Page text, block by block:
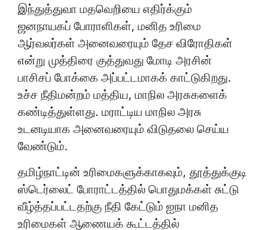
இந்துத்துவா மதவெறியை எதிர்க்கும்
ஜனநாயகப் போராளிகள், மனித உரிமை
ஆர்வலர்கள் அனைவரையும் தேச விரோதிகள்
என்று முத்திரை குத்துவது மோடி அரசின்
பாசிசப் போக்கை அப்பட்டமாகக் காட்டுகிறது.
உச்ச நீதிமன்றம் மத்திய, மாநில அரசுகளைக்
கண்டித்துள்ளது. மராட்டிய மாநில அரசு
உடனடியாக அனைவரையும் விடுதலை செய்ய
வேண்டும்.
தமிழ்நாட்டின் உரிமைகளுக்காகவும், தூத்துக்குடி
ஸ்டெர்லைட் போராட்டத்தில் பொதுமக்கள் சுட்டு
வீழ்த்தப்பட்டதற்கு நீதி கேட்டும் ஐநா மனித
உரிமைகள் ஆணையக் கூட்டத்தில்